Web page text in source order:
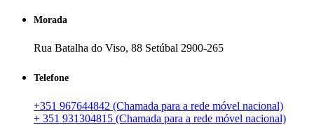
Morada
Rua Batalha do Viso, 88 Setúbal 2900-265
Telefone
+351 967644842 (Chamada para a rede móvel nacional)
+ 351 931304815 (Chamada para a rede móvel nacional)